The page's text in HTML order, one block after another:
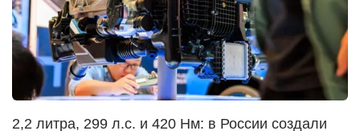
2,2 литра, 299 л.с. и 420 Нм: в России создали